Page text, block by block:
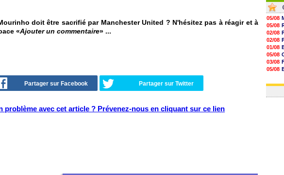
doit être sacrifié par Manchester United ? N'hésitez pas à réagir et à
«Ajouter un commentaire» ...
Partager sur Facebook Partager sur Twitter
problème avec cet article ? Prévenez-nous en cliquant sur ce lien
05/08
05/08
02/08
02/08
01/08
05/08
03/08
05/08
03/08